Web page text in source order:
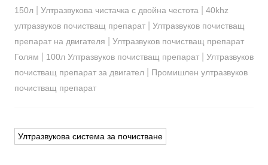
150л
Ултразвукова чистачка с двойна честота
40khz
ултразвуков почистващ препарат| Ултразвуков почистващ
препарат на двигателя
Ултразвуков почистващ препарат
Голям
100л Ултразвуков почистващ препарат| Ултразвуков
почистващ препарат за двигател
Промишлен ултразвуков
почистващ препарат
Ултразвукова система за почистване